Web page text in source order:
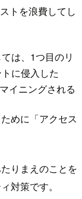
トを浪費してし
は、1つ目のリ
に侵入した
イニングされる
めに「アクセス
りまえのことを
対策です。